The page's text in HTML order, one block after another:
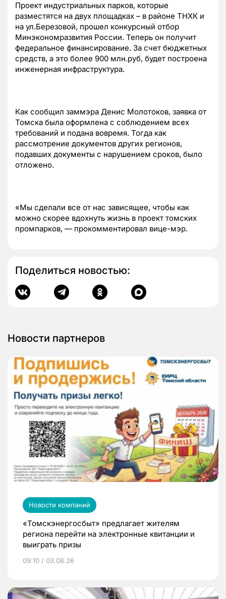
Проект индустриальных парков, которые
разместятся на двух площадках – в районе ТНХК и
на ул.Березовой, прошел конкурсный отбор
Минэкономразвития России. Теперь он получит
федеральное финансирование. За счет бюджетных
средств, а это более 900 млн.руб, будет построена
инженерная инфраструктура.
Как сообщил заммэра Денис Молотоков, заявка от
Томска была оформлена с соблюдением всех
требований и подана вовремя. Тогда как
рассмотрение документов других регионов,
подавших документы с нарушением сроков, было
отложено.
«Мы сделали все от нас зависящее, чтобы как
можно скорее вдохнуть жизнь в проект томских
промпарков, — прокомментировал вице-мэр.
Поделиться новостью:
Новости партнеров
Новости компаний
«Томскэнергосбыт» предлагает жителям
региона перейти на электронные квитанции и
выиграть призы
09:10 / 03.08.26